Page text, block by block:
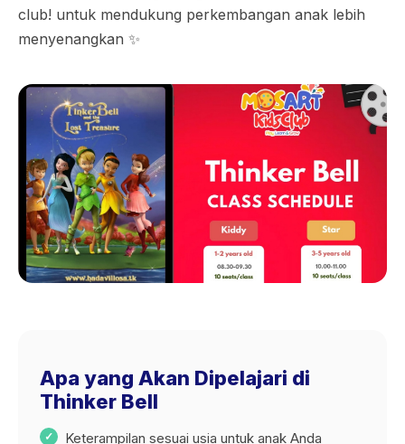
club! untuk mendukung perkembangan anak lebih
menyenangkan ✨
Apa yang Akan Dipelajari di
Thinker Bell
Keterampilan sesuai usia untuk anak Anda